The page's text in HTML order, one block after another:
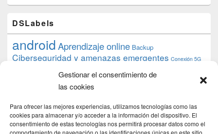
Gestionar el consentimiento de
las cookies
Para ofrecer las mejores experiencias, utilizamos tecnologías como las
cookies para almacenar y/o acceder a la información del dispositivo. El
consentimiento de estas tecnologías nos permitirá procesar datos como el
comportamiento de navegación o las identificaciones únicas en este sitio.
DSLabels
androidAprendizaje online Backup
Ciberseguridad y amenazas emergentes Conexión 5G
datos debian desarrollo web
Formación Google
iphone
proyecto PS4 python Raspberryraspberrypi
raspbian review Servidor Web Sostenibilidad